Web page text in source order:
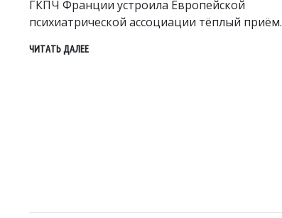
ГКПЧ Франции устроила Европейской
психиатрической ассоциации тёплый приём.
ЧИТАТЬ ДАЛЕЕ